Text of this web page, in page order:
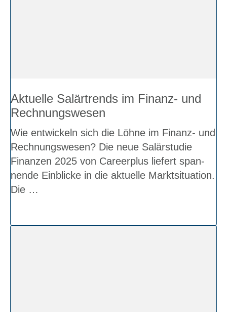
Aktu­el­le Salär­trends im Finanz- und
Rech­nungs­we­sen
Wie ent­wickeln sich die Löh­ne im Finanz- und
Rech­nungs­we­sen? Die neue Salär­stu­die
Finan­zen 2025 von Care­er­plus lie­fert span­
nen­de Ein­blicke in die aktu­el­le Markt­si­tua­ti­on.
Die …